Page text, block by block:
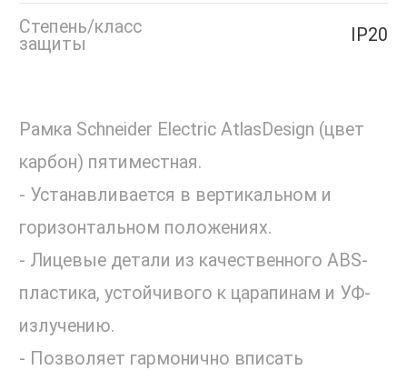
Степень/класс
защиты
IP20
Рамка Schneider Electric AtlasDesign (цвет
карбон) пятиместная.
- Устанавливается в вертикальном и
горизонтальном положениях.
- Лицевые детали из качественного ABS-
пластика, устойчивого к царапинам и УФ-
излучению.
- Позволяет гармонично вписать